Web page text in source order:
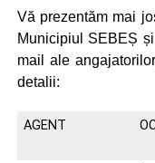
Vă prezentăm mai
Municipiul SEBEȘ
mail ale
detalii:
AGENT